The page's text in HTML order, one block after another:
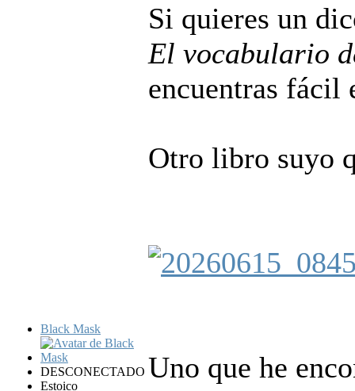
Black Mask
DESCONECTADO
Estoico
Si quieres un
El vocabulario
encuentras fácil
Otro libro suyo
Uno que he